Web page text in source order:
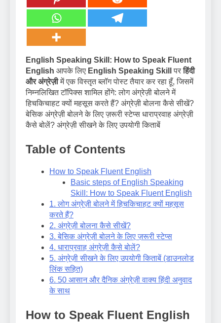
English Speaking Skill: How to Speak Fluent
English आपके लिए English Speaking Skill परहिंदी
और अंग्रेज़ीमें एक विस्तृत ब्लॉग पोस्ट तैयार कर रहा हूँ, जिसमें
निम्नलिखित टॉपिक्स शामिल होंगे: लोग अंग्रेज़ी बोलने में
हिचकिचाहट क्यों महसूस करते हैं? अंग्रेज़ी बोलना कैसे सीखें?
बेसिक अंग्रेज़ी बोलने के लिए ज़रूरी स्टेप्स धाराप्रवाह अंग्रेज़ी
कैसे बोलें? अंग्रेज़ी सीखने के लिए उपयोगी किताबें
Table of Contents
How to Speak Fluent English
Basic steps of English Speaking
Skill: How to Speak Fluent English
1. लोग अंग्रेज़ी बोलने में हिचकिचाहट क्यों महसूस
करते हैं?
2. अंग्रेज़ी बोलना कैसे सीखें?
3. बेसिक अंग्रेज़ी बोलने के लिए ज़रूरी स्टेप्स
4. धाराप्रवाह अंग्रेज़ी कैसे बोलें?
5. अंग्रेज़ी सीखने के लिए उपयोगी किताबें (डाउनलोड
लिंक सहित)
6. 50 आसान और दैनिक अंग्रेज़ी वाक्य हिंदी अनुवाद
के साथ
How to Speak Fluent English